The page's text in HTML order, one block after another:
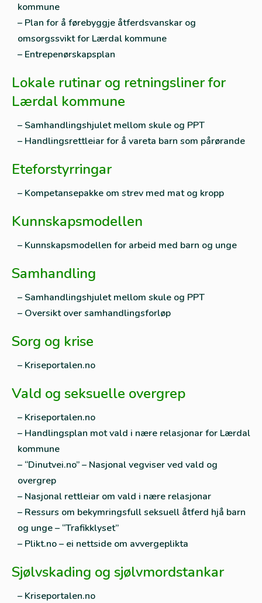
kommune
– Plan for å førebyggje åtferdsvanskar og
omsorgssvikt for Lærdal kommune
– Entrepenørskapsplan
Lokale rutinar og retningsliner for
Lærdal kommune
– Samhandlingshjulet mellom skule og PPT
– Handlingsrettleiar for å vareta barn som pårørande
Eteforstyrringar
– Kompetansepakke om strev med mat og kropp
Kunnskapsmodellen
– Kunnskapsmodellen for arbeid med barn og unge
Samhandling
– Samhandlingshjulet mellom skule og PPT
– Oversikt over samhandlingsforløp
Sorg og krise
– Kriseportalen.no
Vald og seksuelle overgrep
– Kriseportalen.no
– Handlingsplan mot vald i nære relasjonar for Lærdal
kommune
– “Dinutvei.no” – Nasjonal vegviser ved vald og
overgrep
– Nasjonal rettleiar om vald i nære relasjonar
– Ressurs om bekymringsfull seksuell åtferd hjå barn
og unge – “Trafikklyset”
– Plikt.no – ei nettside om avvergeplikta
Sjølvskading og sjølvmordstankar
– Kriseportalen.no